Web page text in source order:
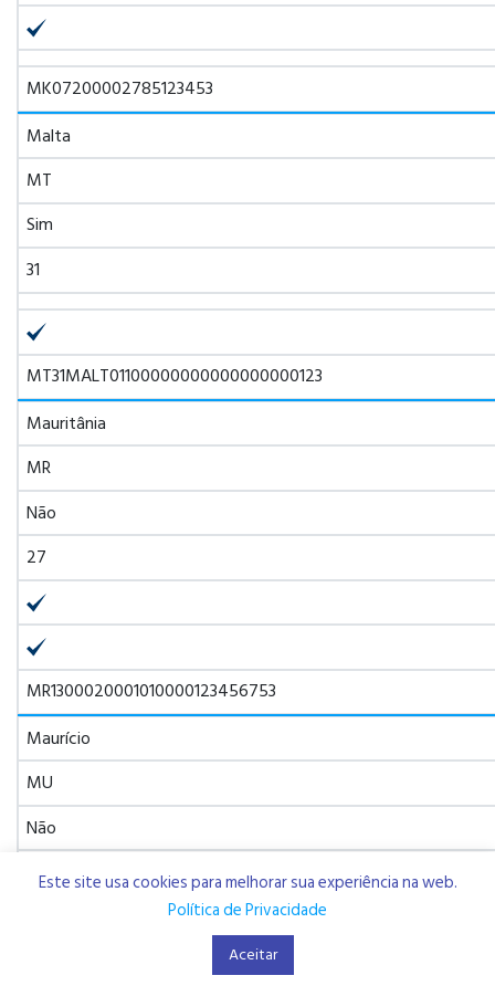
MK07200002785123453
Malta
MT
Sim
31
MT31MALT01100000000000000000123
Mauritânia
MR
Não
27
MR1300020001010000123456753
Maurício
MU
Não
30
MU43BOMM0101123456789101000MUR
Este site usa cookies para melhorar sua experiência na web.
Política de Privacidade
Aceitar